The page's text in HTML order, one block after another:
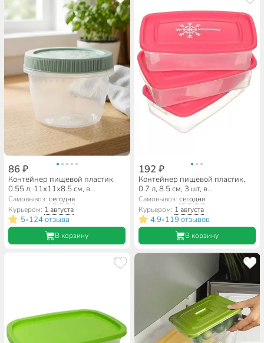
86 ₽
Контейнер пищевой пластик,
0.55 л, 11х11х8.5 см, в
ассортименте, круглый, Idea,
Ролл, М 1473
Самовывоз:сегодня
Курьером: 1 августа
5•124 отзыва
В корзину
192 ₽
Контейнер пищевой пластик,
0.7 л, 8.5 см, 3 шт, в
ассортименте, Полимербыт,
Морозко, 4354036
Самовывоз: сегодня
Курьером: 1 августа
4.9•119 отзывов
В корзину